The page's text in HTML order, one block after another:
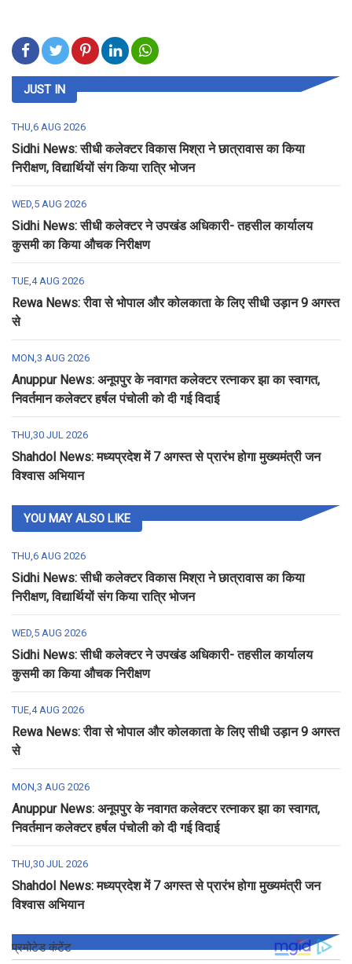
JUST IN
THU,6 AUG 2026
Sidhi News: सीधी कलेक्टर विकास मिश्रा ने छात्रावास का किया
निरीक्षण, विद्यार्थियों संग किया रात्रि भोजन
WED,5 AUG 2026
Sidhi News: सीधी कलेक्टर ने उपखंड अधिकारी- तहसील कार्यालय
कुसमी का किया औचक निरीक्षण
TUE,4 AUG 2026
Rewa News: रीवा से भोपाल और कोलकाता के लिए सीधी उड़ान 9 अगस्त
से
MON,3 AUG 2026
Anuppur News: अनूपपुर के नवागत कलेक्टर रत्नाकर झा का स्वागत,
निवर्तमान कलेक्टर हर्षल पंचोली को दी गई विदाई
THU,30 JUL 2026
Shahdol News: मध्यप्रदेश में 7 अगस्त से प्रारंभ होगा मुख्यमंत्री जन
विश्वास अभियान
YOU MAY ALSO LIKE
THU,6 AUG 2026
Sidhi News: सीधी कलेक्टर विकास मिश्रा ने छात्रावास का किया
निरीक्षण, विद्यार्थियों संग किया रात्रि भोजन
WED,5 AUG 2026
Sidhi News: सीधी कलेक्टर ने उपखंड अधिकारी- तहसील कार्यालय
कुसमी का किया औचक निरीक्षण
TUE,4 AUG 2026
Rewa News: रीवा से भोपाल और कोलकाता के लिए सीधी उड़ान 9 अगस्त
से
MON,3 AUG 2026
Anuppur News: अनूपपुर के नवागत कलेक्टर रत्नाकर झा का स्वागत,
निवर्तमान कलेक्टर हर्षल पंचोली को दी गई विदाई
THU,30 JUL 2026
Shahdol News: मध्यप्रदेश में 7 अगस्त से प्रारंभ होगा मुख्यमंत्री जन
विश्वास अभियान